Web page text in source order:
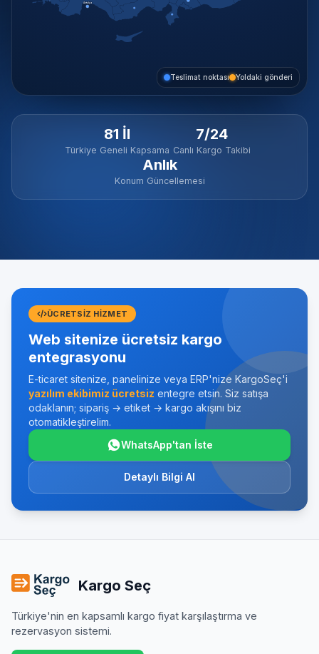
Antalya
Teslimat noktası Yoldaki gönderi
81 İl
Türkiye Geneli Kapsama
7/24
Canlı Kargo Takibi
Anlık
Konum Güncellemesi
ÜCRETSIZ HIZMET
Web sitenize ücretsiz kargo
entegrasyonu
E-ticaret sitenize, panelinize veya ERP'nize KargoSeç'i
yazılım ekibimiz ücretsiz entegre etsin. Siz satışa
odaklanın; sipariş → etiket → kargo akışını biz
otomatikleştirelim.
WhatsApp'tan İste
Detaylı Bilgi Al
Kargo Seç
Türkiye'nin en kapsamlı kargo fiyat karşılaştırma ve
rezervasyon sistemi.